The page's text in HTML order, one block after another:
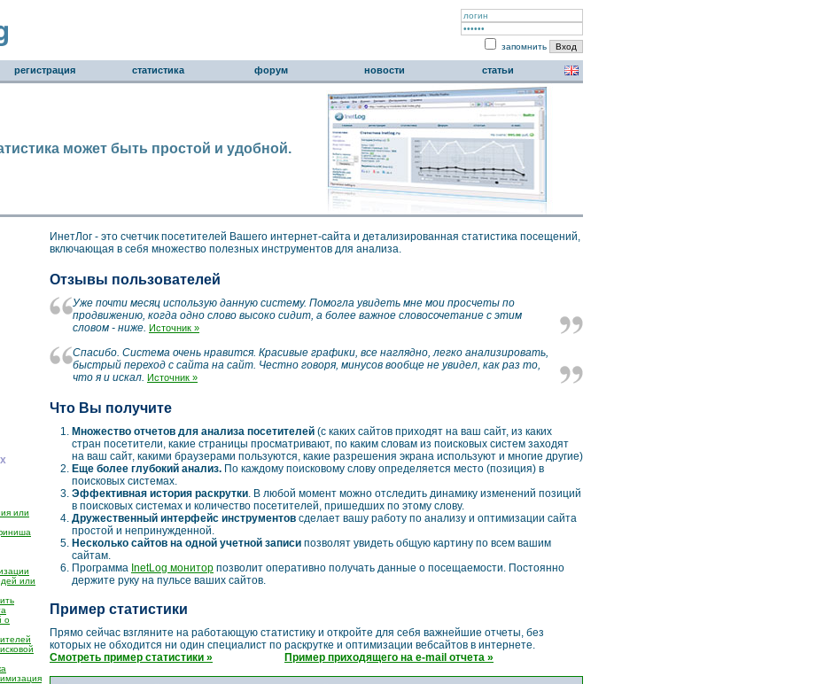
запомнить
регистрация статистика форум новости статьи
может быть простой и удобной.
или
или
о
ИнетЛог - это счетчик посетителей Вашего интернет-сайта и детализированная статистика посещений,
включающая в себя множество полезных инструментов для анализа.
Отзывы пользователей
Уже почти месяц использую данную систему. Помогла увидеть мне мои просчеты по
продвижению, когда одно слово высоко сидит, а более важное словосочетание с этим
словом - ниже. Источник »
Спасибо. Система очень нравится. Красивые графики, все наглядно, легко анализировать,
быстрый переход с сайта на сайт. Честно говоря, минусов вообще не увидел, как раз то,
что я и искал. Источник »
Что Вы получите
Множество отчетов для анализа посетителей (с каких сайтов приходят на ваш сайт, из каких
стран посетители, какие страницы просматривают, по каким словам из поисковых систем заходят
на ваш сайт, какими браузерами пользуются, какие разрешения экрана используют и многие другие)
Еще более глубокий анализ. По каждому поисковому слову определяется место (позиция) в
поисковых системах.
Эффективная история раскрутки. В любой момент можно отследить динамику изменений позиций
в поисковых системах и количество посетителей, пришедших по этому слову.
Дружественный интерфейс инструментов сделает вашу работу по анализу и оптимизации сайта
простой и непринужденной.
Несколько сайтов на одной учетной записи позволят увидеть общую картину по всем вашим
сайтам.
Программа InetLog монитор позволит оперативно получать данные о посещаемости. Постоянно
держите руку на пульсе ваших сайтов.
Пример статистики
Прямо сейчас взгляните на работающую статистику и откройте для себя важнейшие отчеты, без
которых не обходится ни один специалист по раскрутке и оптимизации вебсайтов в интернете.
Смотреть пример статистики »
Пример приходящего на e-mail отчета »